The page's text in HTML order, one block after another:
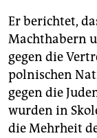
Er berichtet,
Machthabern
gegen die
polnischen
gegen die
wurden in
die Mehrheit